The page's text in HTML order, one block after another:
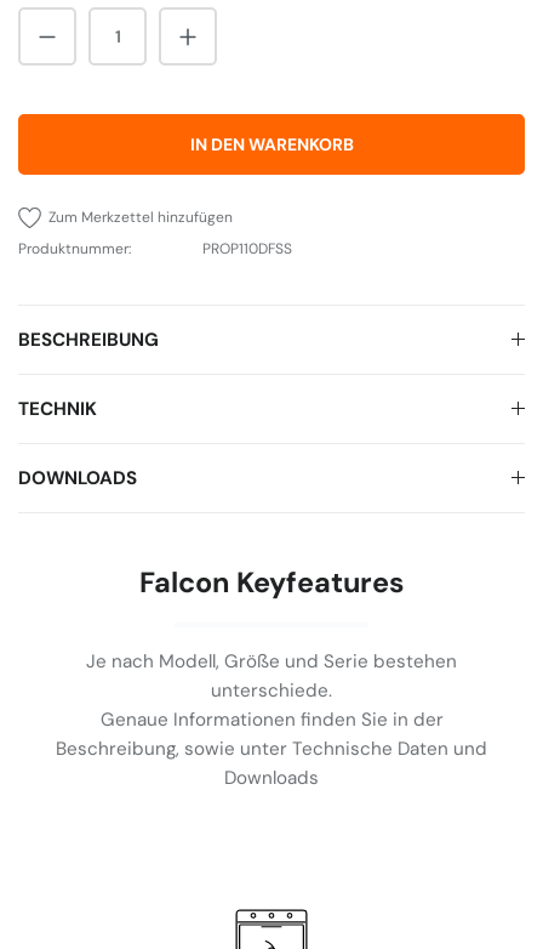
Produkt Anzahl: Gib den gewünschten
IN DEN WARENKORB
Zum Merkzettel hinzufügen
Produktnummer:
PROP110DFSS
BESCHREIBUNG
TECHNIK
DOWNLOADS
Falcon Keyfeatures
Je nach Modell, Größe und Serie bestehen
unterschiede.
Genaue Informationen finden Sie in der
Beschreibung, sowie unter Technische Daten und
Downloads